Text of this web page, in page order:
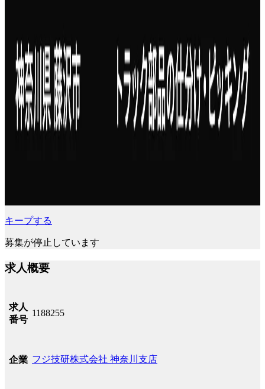
キープする
募集が停止しています
求人概要
求人
番号
1188255
企業 フジ技研株式会社 神奈川支店